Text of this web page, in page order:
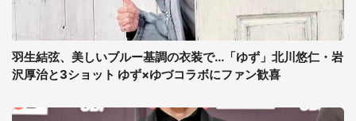
羽生結弦、美しいブルー基調の衣装で...「ゆず」北川悠仁・岩
沢厚治と3ショット ゆず×ゆづコラボにファン歓喜